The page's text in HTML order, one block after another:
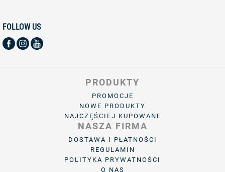
FOLLOW US
PRODUKTY
PROMOCJE
NOWE PRODUKTY
NAJCZĘŚCIEJ KUPOWANE
NASZA FIRMA
DOSTAWA I PŁATNOŚCI
REGULAMIN
POLITYKA PRYWATNOŚCI
O NAS